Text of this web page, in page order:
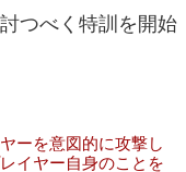
つべく特訓を開始
ーを意図的に攻撃し
イヤー自身のことを